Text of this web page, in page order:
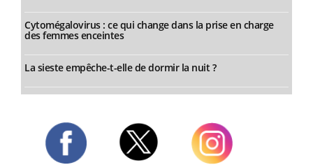
Cytomégalovirus : ce qui change dans la prise en charge
des femmes enceintes
La sieste empêche-t-elle de dormir la nuit ?